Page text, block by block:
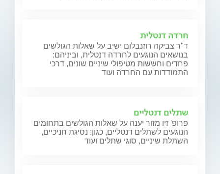
חרדה דנטלית
ד"ר צביקה רוזנבלום ישיב על שאלות הגולשים
בנושאים הנוגעים לחרדה דנטלית, וביניהם:
פחדים וחששות מטיפולי שיניים שונים, דרכי
התמודדות עם החרדה ועוד
שתלים דנטליים
פרופ' זיו מזור יענה על שאלות הגולשים בתחומים
הנוגעים לשתלים דנטליים, כגון: נסיגת חניכיים,
השתלת שיניים, סוגי שתלים ועוד